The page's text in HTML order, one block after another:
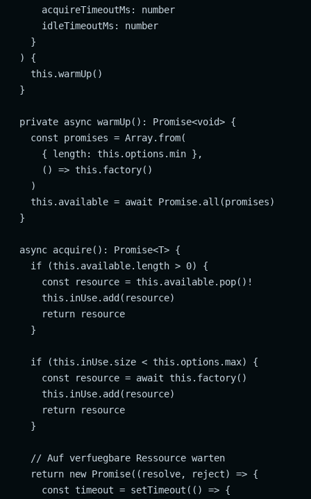
      acquireTimeoutMs: number
      idleTimeoutMs: number
    }
  ) {
    this.warmUp()
  }
  private async warmUp(): Promise<void> {
    const promises = Array.from(
      { length: this.options.min },
      () => this.factory()
    )
    this.available = await Promise.all(promises)
  }
  async acquire(): Promise<T> {
    if (this.available.length > 0) {
      const resource = this.available.pop()!
      this.inUse.add(resource)
      return resource
    }
    if (this.inUse.size < this.options.max) {
      const resource = await this.factory()
      this.inUse.add(resource)
      return resource
    }
    // Auf verfuegbare Ressource warten
    return new Promise((resolve, reject) => {
      const timeout = setTimeout(() => {